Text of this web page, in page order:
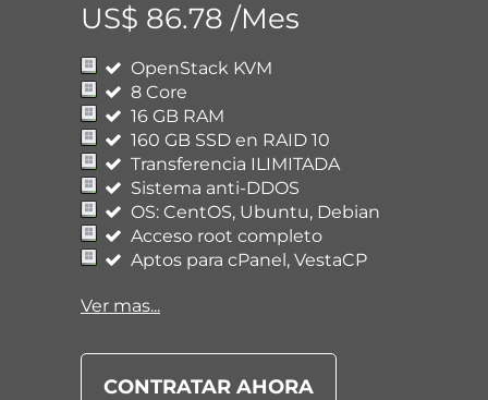
US$ 86.78 /Mes
OpenStack KVM
8 Core
16 GB RAM
160 GB SSD en RAID 10
Transferencia ILIMITADA
Sistema anti-DDOS
OS: CentOS, Ubuntu, Debian
Acceso root completo
Aptos para cPanel, VestaCP
Ver mas...
CONTRATAR AHORA